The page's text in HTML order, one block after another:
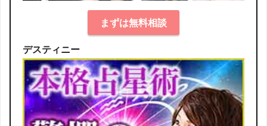
まずは無料相談
デスティニー